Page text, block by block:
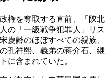
権を奪取する直前、「陝北
の「一級戦争犯罪人」リス
慶齢のほぼすべての親族、
孔祥熙、義弟の蒋介石、継
に含まれていた。